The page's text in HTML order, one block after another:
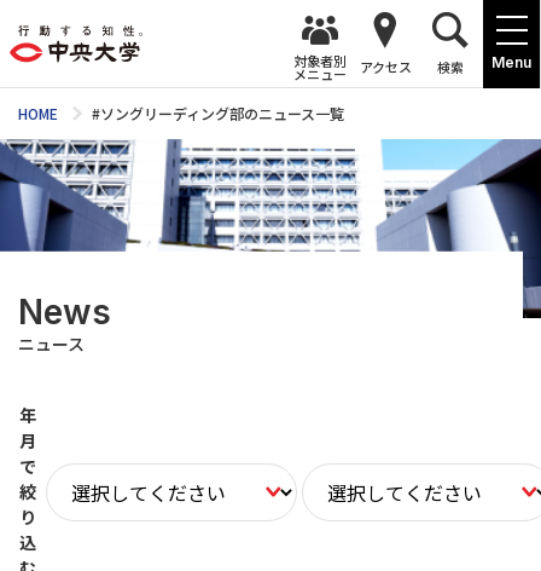
Menu
対象者別
メニュー アクセス 検索
HOME #ソングリーディング部のニュース一覧
News
ニュース
年
月
で
絞
り
込